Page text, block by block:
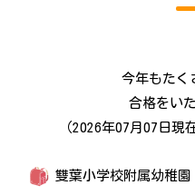
今年もたく
合格をい
（2026年07月07日
雙葉小学校附属幼稚園